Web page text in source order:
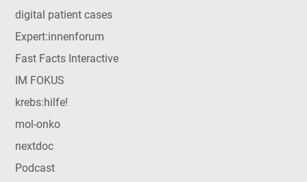
digital patient cases
Expert:innenforum
Fast Facts Interactive
IM FOKUS
krebs:hilfe!
mol-onko
nextdoc
Podcast